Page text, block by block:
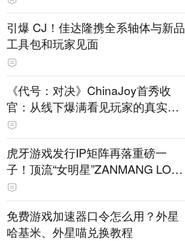
引爆 CJ！佳达隆携全系轴体与新品
工具包和玩家见面
《代号：对决》ChinaJoy首秀收
官：从线下爆满看见玩家的真实期
待
虎牙游戏发行IP矩阵再落重磅一
子！顶流“女明星”ZANMANG LOO
PY 正版3D消除手游《消消奇遇》
惊喜曝光
免费游戏加速器口令怎么用？外星
哈基米、外星喵兑换教程